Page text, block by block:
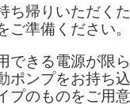
ち帰りいただく
ご準備ください。
できる電源が限
ポンプをお持ち
プのものをご用意